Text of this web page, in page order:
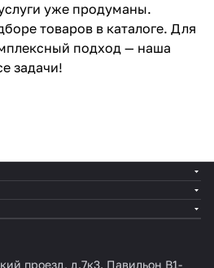
уже продуманы.
товаров в каталоге. Для
подход — наша
задачи!
проезд, д.7к3. Павильон B1-